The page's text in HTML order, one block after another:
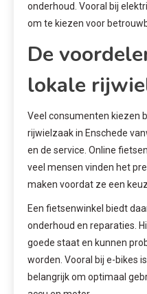
onderhoud. Vooral bij
om te kiezen voor
De
lokale
Veel consumenten kiezen
rijwielzaak in Enschede
en de service. Online
veel mensen vinden het
maken voordat ze een
Een fietsenwinkel biedt
onderhoud en reparaties.
goede staat en kunnen
worden. Vooral bij e-bikes
belangrijk om optimaal